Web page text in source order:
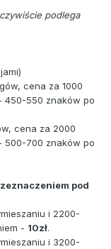
podlega
cena za 1000
450-550 znaków po
cena za 2000
500-700 znaków po
pod
i 2200-
- 10zł.
i 3200-